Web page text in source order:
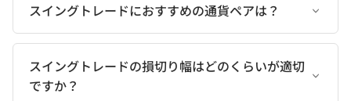
スイングトレードにおすすめの通貨ペアは？
スイングトレードの損切り幅はどのくらいが適切
ですか？